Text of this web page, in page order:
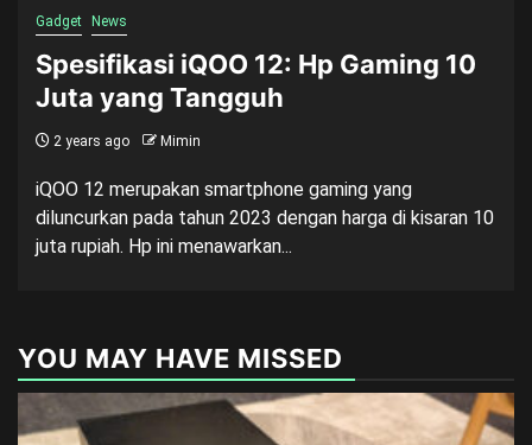
Gadget News
Spesifikasi iQOO 12: Hp Gaming 10
Juta yang Tangguh
2 years ago Mimin
iQOO 12 merupakan smartphone gaming yang
diluncurkan pada tahun 2023 dengan harga di kisaran 10
juta rupiah. Hp ini menawarkan...
YOU MAY HAVE MISSED